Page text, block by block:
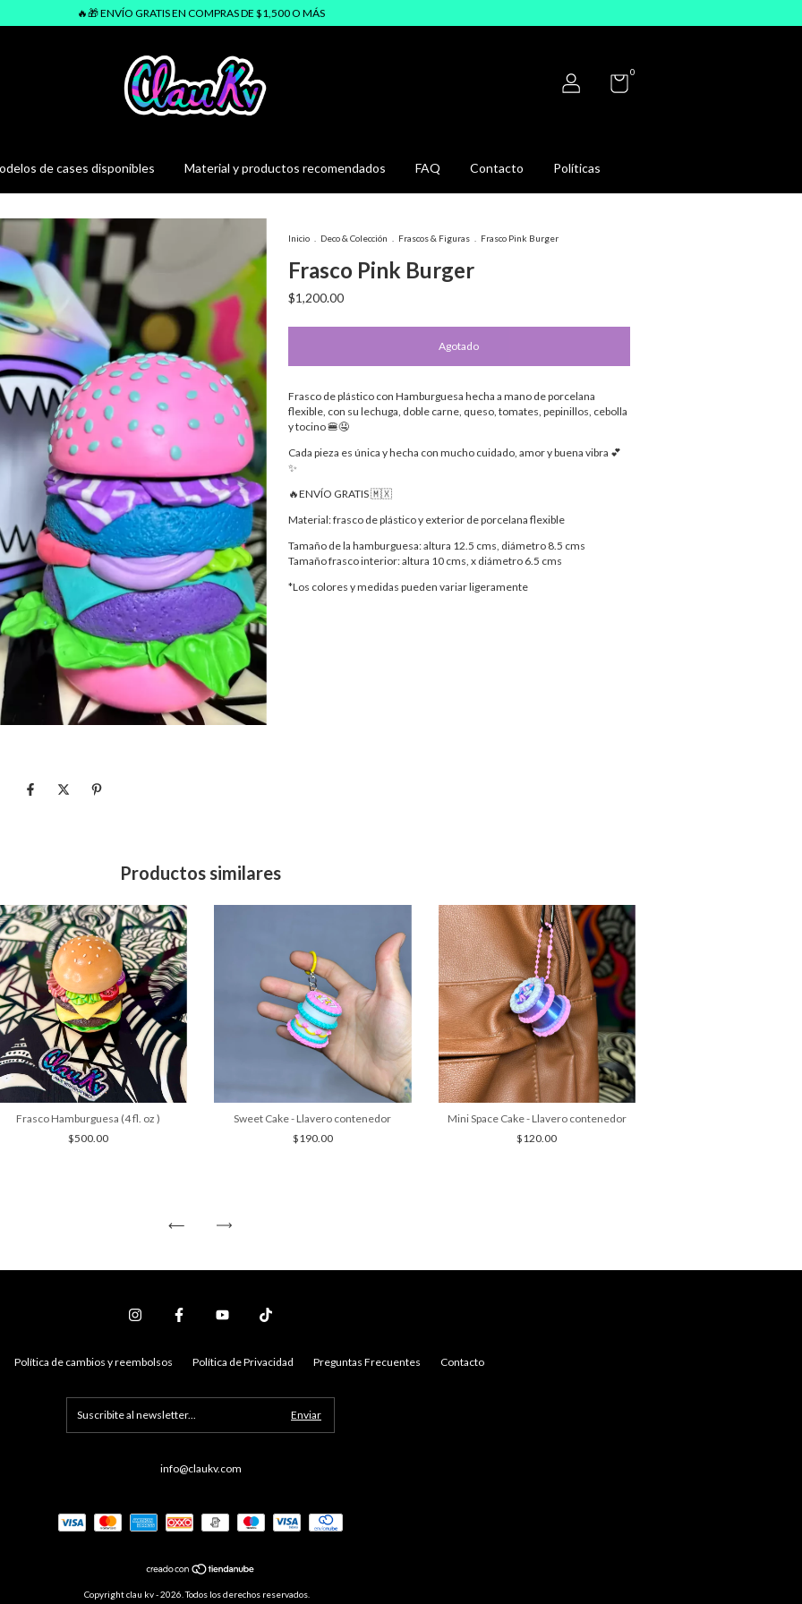
🔥🎁 ENVÍO GRATIS EN COMPRAS DE $1,500 O MÁS
0
de cases disponibles Material y productos recomendados FAQ Contacto Políticas
Inicio Deco & Colección Frascos & Figuras Frasco Pink Burger
Frasco Pink Burger
$1,200.00
Frasco de plástico con Hamburguesa hecha a mano de porcelana
flexible, con su lechuga, doble carne, queso, tomates, pepinillos, cebolla
y tocino 🍔🤤
Cada pieza es única y hecha con mucho cuidado, amor y buena vibra 💕
✨
🔥ENVÍO GRATIS 🇲🇽
Material: frasco de plástico y exterior de porcelana flexible
Tamaño de la hamburguesa: altura 12.5 cms, diámetro 8.5 cms
Tamaño frasco interior: altura 10 cms, x diámetro 6.5 cms
*Los colores y medidas pueden variar ligeramente
Productos similares
Frasco Hamburguesa (4 fl. oz )
$500.00
Sweet Cake - Llavero contenedor
$190.00
Mini Space Cake - Llavero contenedor
$120.00
Política de cambios y reembolsos Política de Privacidad Preguntas Frecuentes Contacto
info@claukv.com
Copyright clau kv - 2026. Todos los derechos reservados.